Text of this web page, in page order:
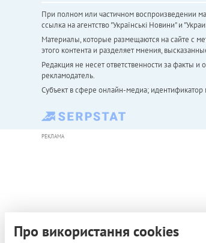
При полном или частичном воспроизведении
ссылка на агентство "Українськi Новини" и
Материалы, которые размещаются на сайте с
этого контента и разделяет мнения,
Редакция не несет ответственности за факты
рекламодатель.
Субъект в сфере онлайн-медиа;
РЕКЛАМА
Про використання cookies